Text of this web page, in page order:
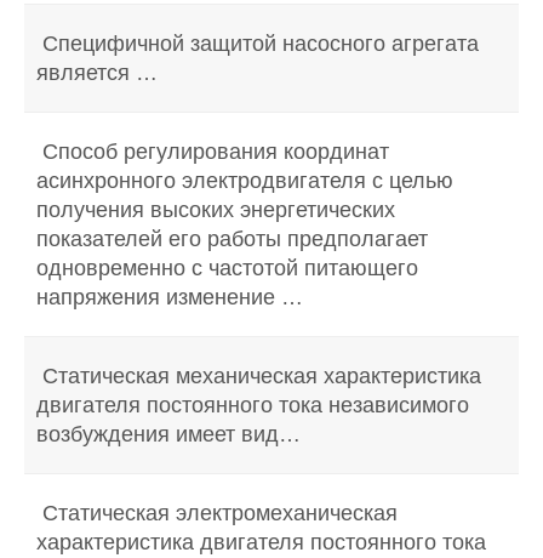
Специфичной защитой насосного агрегата
является …
Способ регулирования координат
асинхронного электродвигателя с целью
получения высоких энергетических
показателей его работы предполагает
одновременно с частотой питающего
напряжения изменение …
Статическая механическая характеристика
двигателя постоянного тока независимого
возбуждения имеет вид…
Статическая электромеханическая
характеристика двигателя постоянного тока